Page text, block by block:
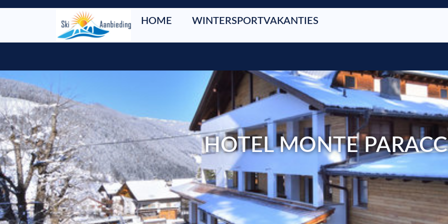
HOME WINTERSPORTVAKANTIES
HOTEL MONTE